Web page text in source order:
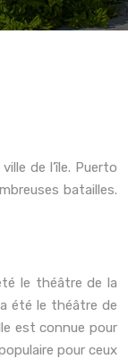
de l’île. Puerto
batailles.
le théâtre de la
été le théâtre de
est connue pour
pour ceux